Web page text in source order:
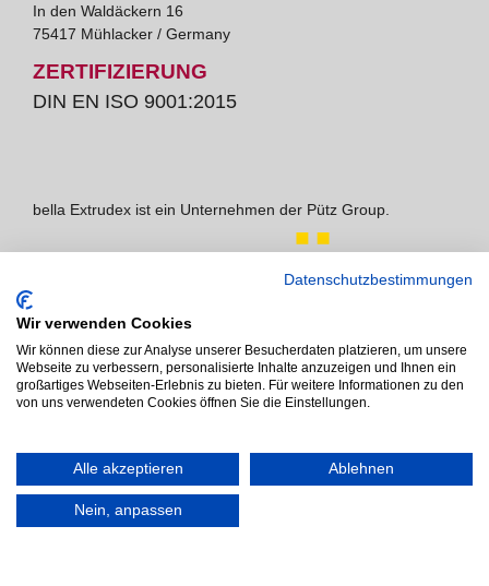
In den Waldäckern 16
75417 Mühlacker / Germany
ZERTIFIZIERUNG
DIN EN ISO 9001:2015
bella Extrudex ist ein Unternehmen der Pütz Group.
Downloads AGB AEB
Impressum
Datenschutz
Cookie-Richtlinie
Datenschutzbestimmungen
Wir verwenden Cookies
Wir können diese zur Analyse unserer Besucherdaten platzieren, um unsere
Webseite zu verbessern, personalisierte Inhalte anzuzeigen und Ihnen ein
großartiges Webseiten-Erlebnis zu bieten. Für weitere Informationen zu den
von uns verwendeten Cookies öffnen Sie die Einstellungen.
Alle akzeptieren Ablehnen
Nein, anpassen